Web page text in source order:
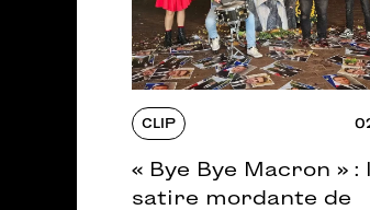
CLIP
« Bye Bye Macron » :
satire mordante de